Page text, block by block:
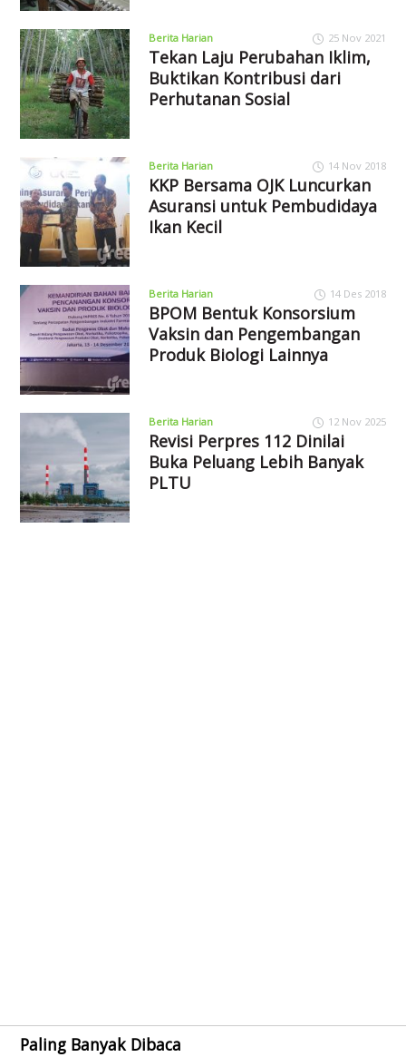
Berita Harian 25 Nov 2021
Tekan Laju Perubahan Iklim,
Buktikan Kontribusi dari
Perhutanan Sosial
Berita Harian 14 Nov 2018
KKP Bersama OJK Luncurkan
Asuransi untuk Pembudidaya
Ikan Kecil
Berita Harian 14 Des 2018
BPOM Bentuk Konsorsium
Vaksin dan Pengembangan
Produk Biologi Lainnya
Berita Harian 12 Nov 2025
Revisi Perpres 112 Dinilai
Buka Peluang Lebih Banyak
PLTU
Paling Banyak Dibaca